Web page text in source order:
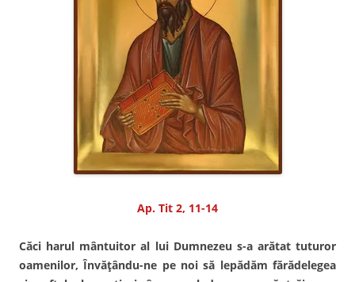
Ap. Tit 2, 11-14
Căci harul mântuitor al lui Dumnezeu s-a arătat tuturor
oamenilor, Învăţându-ne pe noi să lepădăm fărădelegea